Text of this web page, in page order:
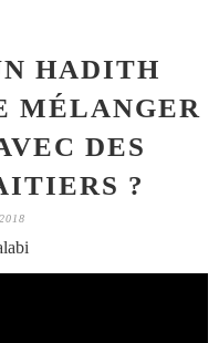
HADITH
MÉLANGER
DES
?